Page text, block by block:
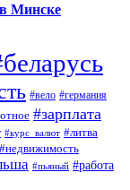
Минске
#вело #германия
#зарплата
#курс_валют #литва
#недвижимость
#пьяный #работа